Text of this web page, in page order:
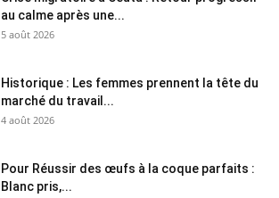
au calme après une...
5 août 2026
Historique : Les femmes prennent la tête du
marché du travail...
4 août 2026
Pour Réussir des œufs à la coque parfaits :
Blanc pris,...